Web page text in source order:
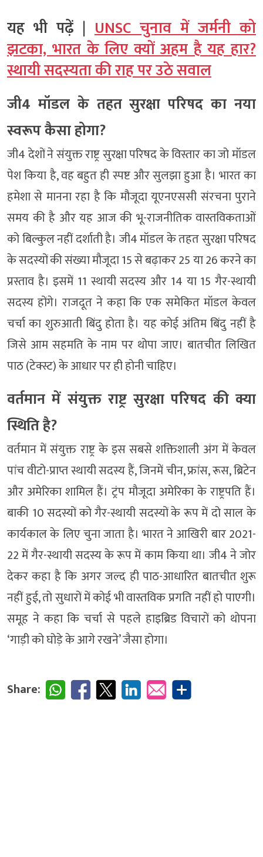
यह भी पढ़ें | UNSC चुनाव में जर्मनी को
झटका, भारत के लिए क्यों अहम है यह हार?
स्थायी सदस्यता की राह पर उठे सवाल
जी4 मॉडल के तहत सुरक्षा परिषद का नया
स्वरूप कैसा होगा?
जी4 देशों ने संयुक्त राष्ट्र सुरक्षा परिषद के विस्तार का जो मॉडल
पेश किया है, वह बहुत ही स्पष्ट और सुलझा हुआ है। भारत का
हमेशा से मानना रहा है कि मौजूदा यूएनएससी संरचना पुराने
समय की है और यह आज की भू-राजनीतिक वास्तविकताओं
को बिल्कुल नहीं दर्शाती है। जी4 मॉडल के तहत सुरक्षा परिषद
के सदस्यों की संख्या मौजूदा 15 से बढ़ाकर 25 या 26 करने का
प्रस्ताव है। इसमें 11 स्थायी सदस्य और 14 या 15 गैर-स्थायी
सदस्य होंगे। राजदूत ने कहा कि एक समेकित मॉडल केवल
चर्चा का शुरुआती बिंदु होता है। यह कोई अंतिम बिंदु नहीं है
जिसे आम सहमति के नाम पर थोपा जाए। बातचीत लिखित
पाठ (टेक्स्ट) के आधार पर ही होनी चाहिए।
वर्तमान में संयुक्त राष्ट्र सुरक्षा परिषद की क्या
स्थिति है?
वर्तमान में संयुक्त राष्ट्र के इस सबसे शक्तिशाली अंग में केवल
पांच वीटो-प्राप्त स्थायी सदस्य हैं, जिनमें चीन, फ्रांस, रूस, ब्रिटेन
और अमेरिका शामिल हैं। ट्रंप मौजूदा अमेरिका के राष्ट्रपति हैं।
बाकी 10 सदस्यों को गैर-स्थायी सदस्यों के रूप में दो साल के
कार्यकाल के लिए चुना जाता है। भारत ने आखिरी बार 2021-
22 में गैर-स्थायी सदस्य के रूप में काम किया था। जी4 ने जोर
देकर कहा है कि अगर जल्द ही पाठ-आधारित बातचीत शुरू
नहीं हुई, तो सुधारों में कोई भी वास्तविक प्रगति नहीं हो पाएगी।
समूह ने कहा कि चर्चा से पहले हाइब्रिड विचारों को थोपना
‘गाड़ी को घोड़े के आगे रखने’ जैसा होगा।
Share: